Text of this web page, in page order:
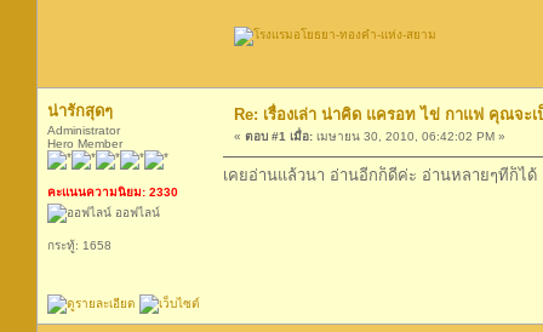
น่ารักสุดๆ
Administrator
Hero Member
คะแนนความนิยม: 2330
ออฟไลน์
กระทู้: 1658
Re: เรื่องเล่า น่าคิด แครอท ไข่ กาแฟ คุณจะเ
« ตอบ #1 เมื่อ: เมษายน 30, 2010, 06:42:02 PM »
เคยอ่านแล้วนา อ่านอีกก็ดีค่ะ อ่านหลายๆทีก็